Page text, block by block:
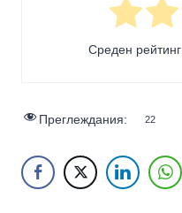
Среден рейтинг
Преглеждания: 22